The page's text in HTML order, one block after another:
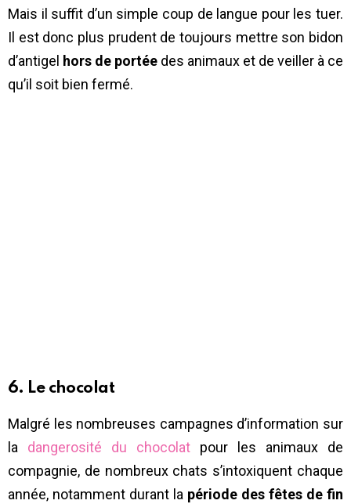
Mais il suffit d’un simple coup de langue pour les tuer.
Il est donc plus prudent de toujours mettre son bidon
d’antigel hors de portée des animaux et de veiller à ce
qu’il soit bien fermé.
6. Le chocolat
Malgré les nombreuses campagnes d’information sur
la dangerosité du chocolat pour les animaux de
compagnie, de nombreux chats s’intoxiquent chaque
année, notamment durant la période des fêtes de fin